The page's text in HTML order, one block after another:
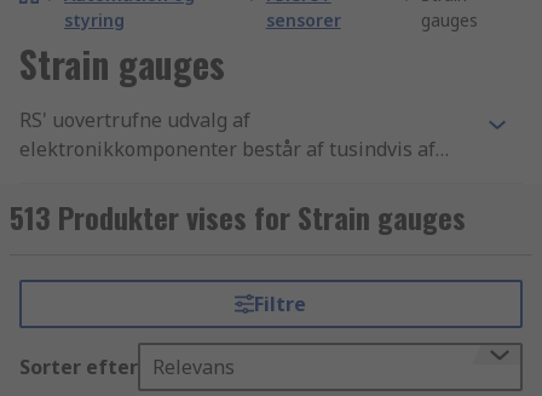
styring
sensorer
gauges
Strain gauges
RS' uovertrufne udvalg af
elektronikkomponenter består af tusindvis af
og styringsudstyr, der inkluderer
Kredsløbsbeskyttelse og effektafbrydere, Timere
de bedste Strain gauges produkter samt de
bedste muligheder for levering fra lager i
branchen. Vi tilbyder tusindvis af industri-
godkendte Sensorer og transducere artikler til
513 Produkter vises for Strain gauges
Filtre
Sorter efter Relevans